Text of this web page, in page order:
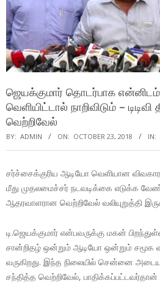
ஜெயக்குமார் தொடர்பாக
வெளியிட்டால் நாறிவிடும் –
வெற்றிவேல்
BY: ADMIN ON: OCTOBER 23, 2018 IN:
சர்ச்சைக்குரிய ஆடியோ வெளியான
மீது முதலமைச்சர் நடவடிக்கை எடுக்க
ஆதரவாளரான வெற்றிவேல் வலியுறுத்தி
டி.ஜெயக்குமார் என்பவருக்கு மகன்
சான்றிதழ் ஒன்றும் ஆடியோ ஒன்றும் சமூக
வருகிறது. இந்த நிலையில் சென்னை
சந்தித்த வெற்றிவேல்,